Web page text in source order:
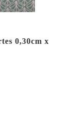
0,30cm x